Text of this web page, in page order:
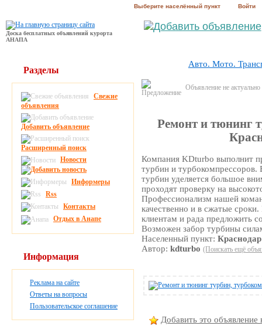
Выберите населённый пункт Войти
Доска бесплатных объявлений курорта
АНАПА
Авто. Мото.
Объявление не
Ремонт и тюнинг
Компания KDturbo выполнит
турбин и турбокомпрессоров.
турбин уделяется большое
проходят проверку на
Профессионализм нашей
качественно и в сжатые
клиентам и рада предложить
Возможен забор турбины
Населенный пункт:Краснодар
Автор:kdturbo (Поискать ещё
Добавить это объявление
Разделы
Свежие
объявления
Добавить объявление
Расширенный поиск
Новости
Информеры
Rss
Контакты
Отдых в Анапе
Информация
Реклама на сайте
Ответы на вопросы
Пользовательское соглашение